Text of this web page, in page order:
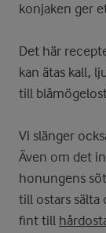
konjaken ger
Det här
kan ätas kall,
till
Vi slänger
Även om det
honungens
till ostars sälta
fint till